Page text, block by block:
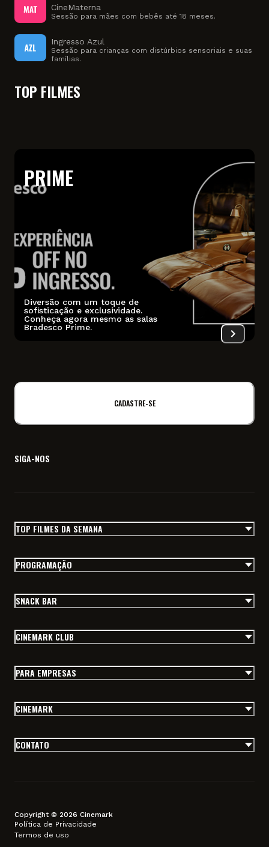
CineMaterna
Sessão para mães com bebês até 18 meses.
Ingresso Azul
Sessão para crianças com distúrbios sensoriais e suas
famílias.
TOP FILMES
PRIME
Diversão com um toque de
sofisticação e exclusividade.
Conheça agora mesmo as salas
Bradesco Prime.
CADASTRE-SE
SIGA-NOS
TOP FILMES DA SEMANA
PROGRAMAÇÃO
SNACK BAR
CINEMARK CLUB
PARA EMPRESAS
CINEMARK
CONTATO
Copyright © 2026 Cinemark
Política de Privacidade
Termos de uso